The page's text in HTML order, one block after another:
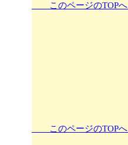
このページのTOPへ
このページのTOPへ